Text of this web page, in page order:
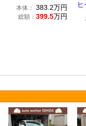
本体： 383.2万円
総額： 399.5万円